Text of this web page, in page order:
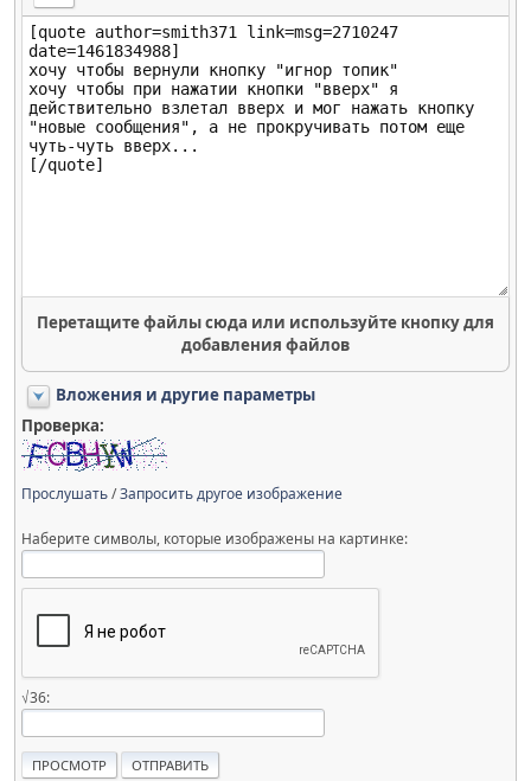
Перетащите файлы сюда или используйте кнопку для
добавления файлов
Вложения и другие параметры
Проверка:
Прослушать/Запросить другое изображение
Наберите символы, которые изображены на картинке:
√36: